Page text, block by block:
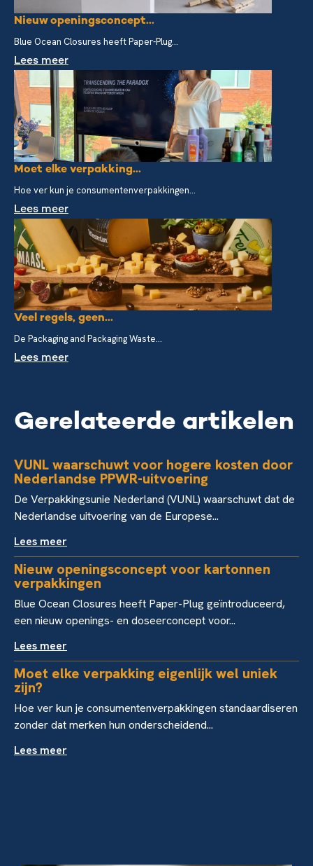
Nieuw openingsconcept...
Blue Ocean Closures heeft Paper-Plug...
Lees meer
Moet elke verpakking...
Hoe ver kun je consumentenverpakkingen...
Lees meer
Veel regels, geen...
De Packaging and Packaging Waste...
Lees meer
Gerelateerde artikelen
VUNL waarschuwt voor hogere kosten door
Nederlandse PPWR-uitvoering
De Verpakkingsunie Nederland (VUNL) waarschuwt dat de
Nederlandse uitvoering van de Europese...
Lees meer
Nieuw openingsconcept voor kartonnen
verpakkingen
Blue Ocean Closures heeft Paper-Plug geïntroduceerd,
een nieuw openings- en doseerconcept voor...
Lees meer
Moet elke verpakking eigenlijk wel uniek
zijn?
Hoe ver kun je consumentenverpakkingen standaardiseren
zonder dat merken hun onderscheidend...
Lees meer